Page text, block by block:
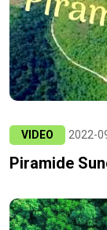
VIDEO 2022-
Piramide